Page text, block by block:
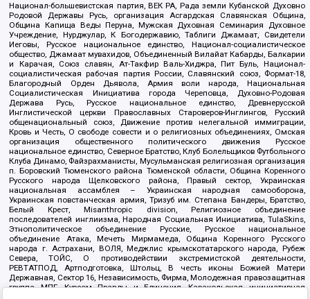
Национал-большевистская партия, ВЕК РА, Рада земли Кубанской Духовно
Родовой Державы Русь, организация Асгардская Славянская Община,
Община Капища Веды Перуна, Мужская Духовная Семинария Духовное
Учреждение, Нурджулар, К Богодержавию, Таблиги Джамаат, Свидетели
Иеговы, Русское национальное единство, Национал-социалистическое
общество, Джамаат мувахидов, Объединенный Вилайат Кабарды, Балкарии
и Карачая, Союз славян, Ат-Такфир Валь-Хиджра, Пит Буль, Национал-
социалистическая рабочая партия России, Славянский союз, Формат-18,
Благородный Орден Дьявола, Армия воли народа, Национальная
Социалистическая Инициатива города Череповца, Духовно-Родовая
Держава Русь, Русское национальное единство, Древнерусской
Инглистической церкви Православных Староверов-Инглингов, Русский
общенациональный союз, Движение против нелегальной иммиграции,
Кровь и Честь, О свободе совести и о религиозных объединениях, Омская
организация общественного политического движения Русское
национальное единство, Северное Братство, Клуб Болельщиков Футбольного
Клуба Динамо, Файзрахманисты, Мусульманская религиозная организация
п. Боровский Тюменского района Тюменской области, Община Коренного
Русского народа Щелковского района, Правый сектор, Украинская
национальная ассамблея – Украинская народная самооборона,
Украинская повстанческая армия, Тризуб им. Степана Бандеры, Братство,
Белый Крест, Misanthropic division, Религиозное объединение
последователей инглиизма, Народная Социальная Инициатива, TulaSkins,
Этнополитическое объединение Русские, Русское национальное
объединение Атака, Мечеть Мирмамеда, Община Коренного Русского
народа г. Астрахани, ВОЛЯ, Меджлис крымскотатарского народа, Рубеж
Севера, ТОЙС, О противодействии экстремистской деятельности,
РЕВТАТПОД, Артподготовка, Штольц, В честь иконы Божией Матери
Державная, Сектор 16, Независимость, Фирма, Молодежная правозащитная
группа МПГ, Курсом Правды и Единения, Каракольская инициативная